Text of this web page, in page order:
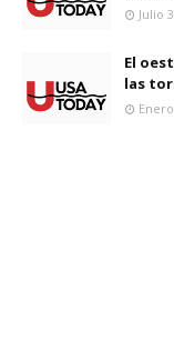
Julio
El
las